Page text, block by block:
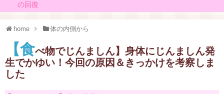
の回復
home 体の内側から
【食べ物でじんましん】身体にじんましん発
生でかゆい！今回の原因＆きっかけを考察しま
した